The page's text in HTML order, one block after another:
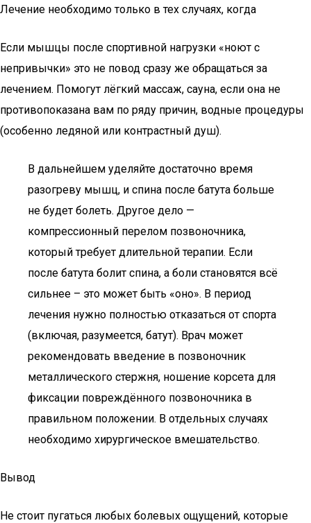
Лечение необходимо только в тех случаях, когда
Если мышцы после спортивной нагрузки «ноют с
непривычки» это не повод сразу же обращаться за
лечением. Помогут лёгкий массаж, сауна, если она не
противопоказана вам по ряду причин, водные процедуры
(особенно ледяной или контрастный душ).
В дальнейшем уделяйте достаточно время
разогреву мышц, и спина после батута больше
не будет болеть. Другое дело —
компрессионный перелом позвоночника,
который требует длительной терапии. Если
после батута болит спина, а боли становятся всё
сильнее – это может быть «оно». В период
лечения нужно полностью отказаться от спорта
(включая, разумеется, батут). Врач может
рекомендовать введение в позвоночник
металлического стержня, ношение корсета для
фиксации повреждённого позвоночника в
правильном положении. В отдельных случаях
необходимо хирургическое вмешательство.
Вывод
Не стоит пугаться любых болевых ощущений, которые